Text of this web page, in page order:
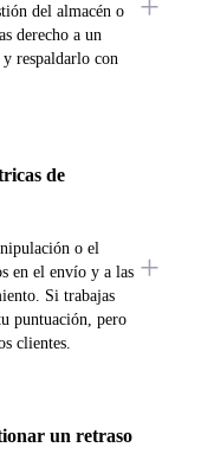
del almacén o
derecho a un
respaldarlo con
de
o el
en el envío y a las
Si trabajas
puntuación, pero
clientes.
un retraso